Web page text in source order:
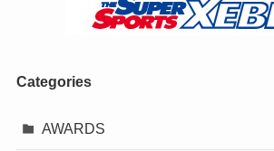
Categories
AWARDS